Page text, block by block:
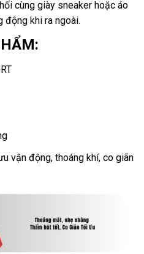
cùng giày sneaker hoặc áo
động khi ra ngoài.
vận động, thoáng khí, co giãn